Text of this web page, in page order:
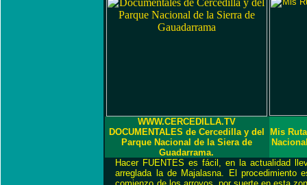
WWW.CERCEDILLA.TV
DOCUMENTALES de Cercedilla y del
Parque Nacional de la Siera de
Guadarrama.
Mis
Hacer FUENTES es fácil, en la actualidad
arreglada la de Majalasna. El procedimiento